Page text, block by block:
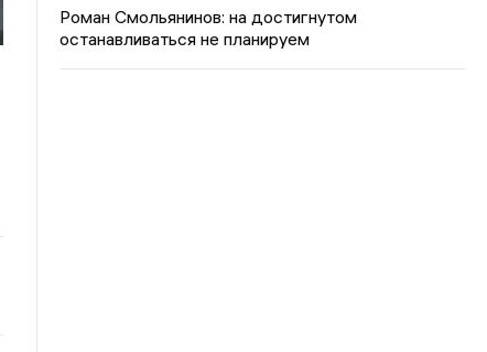
Роман Смольянинов: на достигнутом
останавливаться не планируем